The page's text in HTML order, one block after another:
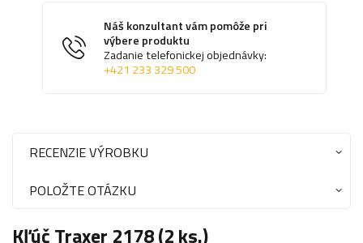
Náš konzultant vám pomôže pri
výbere produktu
Zadanie telefonickej objednávky:
+421 233 329 500
RECENZIE VÝROBKU
POLOŽTE OTÁZKU
Kľúč Traxer 2178 (2 ks.)